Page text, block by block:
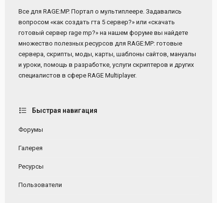
Все для RAGE:MP. Портал о мультиплеере. Задавались
вопросом «как создать гта 5 сервер?» или «скачать
готовый сервер rage mp?» на нашем форуме вы найдете
множество полезных ресурсов для RAGE:MP: готовые
сервера, скрипты, моды, карты, шаблоны сайтов, мануалы
и уроки, помощь в разработке, услуги скриптеров и других
специалистов в сфере RAGE Multiplayer.
Быстрая навигация
Форумы
Галерея
Ресурсы
Пользователи